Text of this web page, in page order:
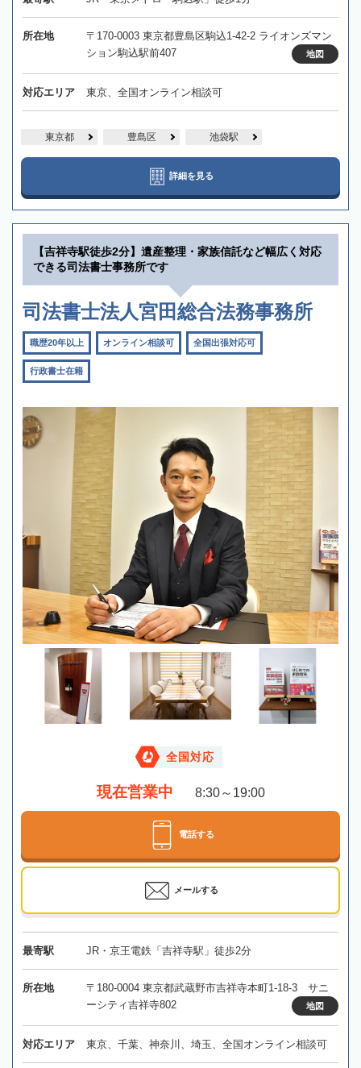
所在地
〒170-0003 東京都豊島区駒込1-42-2 ライオンズマン
ション駒込駅前407
地図
対応エリア 東京、全国オンライン相談可
東京都 豊島区 池袋駅
詳細を見る
【吉祥寺駅徒歩2分】遺産整理・家族信託など幅広く対応
できる司法書士事務所です
司法書士法人宮田総合法務事務所
職歴20年以上 オンライン相談可 全国出張対応可
行政書士在籍
全国対応
現在営業中 8:30～19:00
電話する
メールする
最寄駅 JR・京王電鉄「吉祥寺駅」徒歩2分
所在地
〒180-0004 東京都武蔵野市吉祥寺本町1-18-3 サニ
ーシティ吉祥寺802
地図
対応エリア 東京、千葉、神奈川、埼玉、全国オンライン相談可